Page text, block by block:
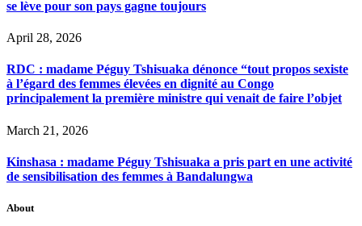
se lève pour son pays gagne toujours
April 28, 2026
RDC : madame Péguy Tshisuaka dénonce “tout propos sexiste
à l’égard des femmes élevées en dignité au Congo
principalement la première ministre qui venait de faire l’objet
March 21, 2026
Kinshasa : madame Péguy Tshisuaka a pris part en une activité
de sensibilisation des femmes à Bandalungwa
About